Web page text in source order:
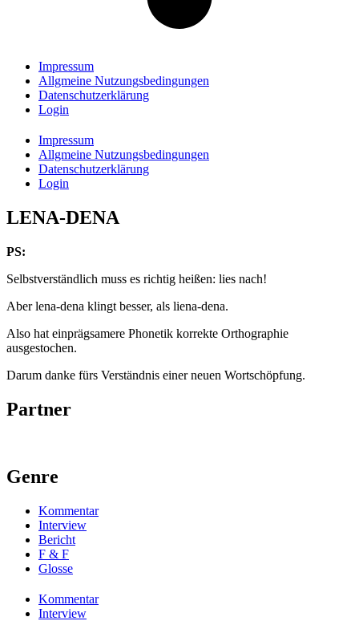
Impressum
Allgmeine Nutzungsbedingungen
Datenschutzerklärung
Login
Impressum
Allgmeine Nutzungsbedingungen
Datenschutzerklärung
Login
LENA-DENA
PS:
Selbstverständlich muss es richtig heißen: lies nach!
Aber lena-dena klingt besser, als liena-dena.
Also hat einprägsamere Phonetik korrekte Orthographie
ausgestochen.
Darum danke fürs Verständnis einer neuen Wortschöpfung.
Partner
Genre
Kommentar
Interview
Bericht
F & F
Glosse
Kommentar
Interview